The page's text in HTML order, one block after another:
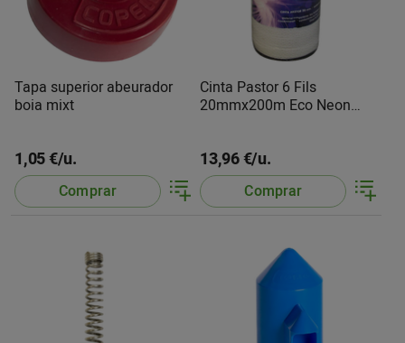
Tapa superior abeurador
boia mixt
1,05 €/u.
Comprar
Cinta Pastor 6 Fils
20mmx200m Eco Neon
13,96 €/u.
Comprar